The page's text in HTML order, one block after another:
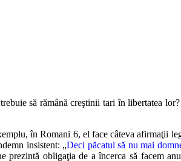
să rămână creştinii tari în libertatea
în Romani 6, el face câteva afirmaţii
insistent: „Deci păcatul să nu mai
prezintă obligaţia de a încerca să facem